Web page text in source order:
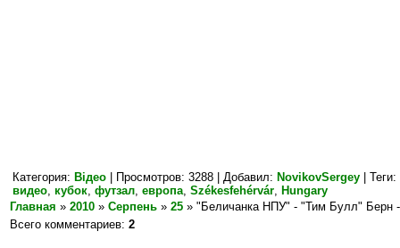
Категория: Відео | Просмотров: 3288 | Добавил: NovikovSergey | Теги:
видео кубок футзал европа Székesfehérvár Hungary
Главная » 2010 » Серпень » 25 » "Беличанка НПУ" - "Тим Булл" Берн
Всего комментариев: 2